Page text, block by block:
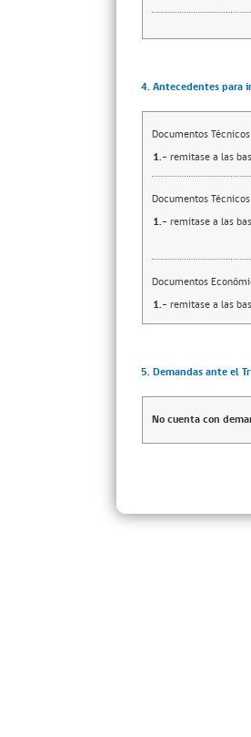
4. Antecedentes para
Documentos
1.- remitase a las
Documentos
1.- remitase a las
Documentos
1.- remitase a las
5. Demandas ante el
No cuenta con